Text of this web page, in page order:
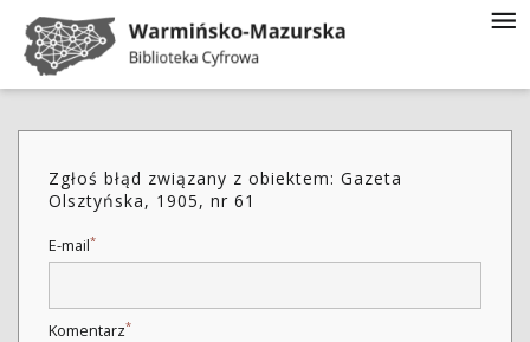
Zgłoś błąd związany z obiektem: Gazeta
Olsztyńska, 1905, nr 61
E-mail*
Komentarz*